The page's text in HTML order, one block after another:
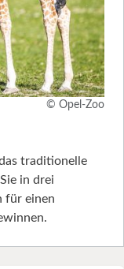
© Opel-Zoo
traditionelle
in drei
für einen